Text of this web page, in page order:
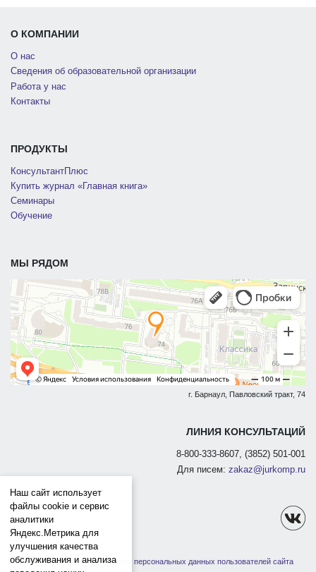
О КОМПАНИИ
О нас
Сведения об образовательной организации
Работа у нас
Контакты
ПРОДУКТЫ
КонсультантПлюс
Купить журнал «Главная книга»
Семинары
Обучение
МЫ РЯДОМ
г. Барнаул, Павловский тракт, 74
ЛИНИЯ КОНСУЛЬТАЦИЙ
8-800-333-8607, (3852) 501-001
Для писем: zakaz@jurkomp.ru
Политика защиты и обработки персональных данных пользователей сайта
Наш сайт использует
файлы cookie и сервис
аналитики
Яндекс.Метрика для
улучшения качества
обслуживания и анализа